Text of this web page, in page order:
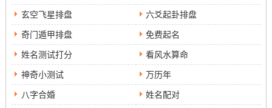
玄空飞星排盘 六爻起卦排盘
奇门遁甲排盘 免费起名
姓名测试打分 看风水算命
神奇小测试 万历年
八字合婚 姓名配对